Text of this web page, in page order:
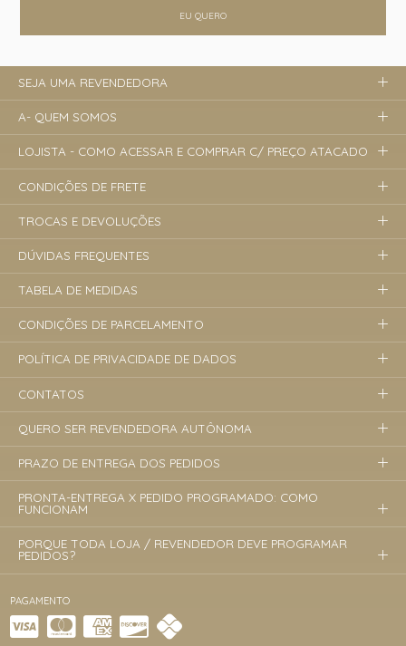
EU QUERO
PAGAMENTO
SEJA UMA REVENDEDORA
A- QUEM SOMOS
LOJISTA - COMO ACESSAR E COMPRAR C/ PREÇO ATACADO
CONDIÇÕES DE FRETE
TROCAS E DEVOLUÇÕES
DÚVIDAS FREQUENTES
TABELA DE MEDIDAS
CONDIÇÕES DE PARCELAMENTO
POLÍTICA DE PRIVACIDADE DE DADOS
CONTATOS
QUERO SER REVENDEDORA AUTÔNOMA
PRAZO DE ENTREGA DOS PEDIDOS
PRONTA-ENTREGA X PEDIDO PROGRAMADO: COMO
FUNCIONAM
PORQUE TODA LOJA / REVENDEDOR DEVE PROGRAMAR
PEDIDOS?